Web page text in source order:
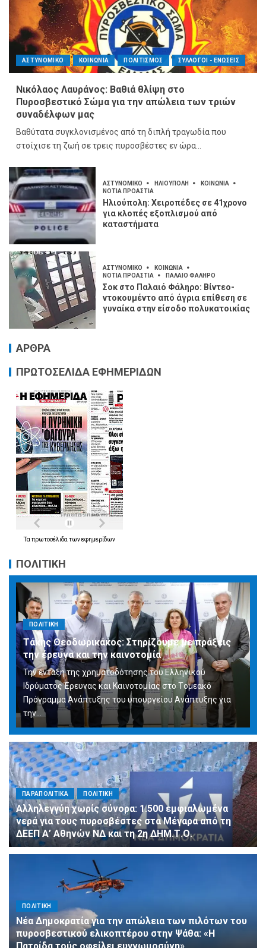
ΑΣΤΥΝΟΜΙΚΟ ΚΟΙΝΩΝΙΑ ΠΟΛΙΤΙΣΜΟΣ ΣΥΛΛΟΓΟΙ - ΕΝΩΣΕΙΣ
Νικόλαος Λαυράνος: Βαθιά θλίψη στο
Πυροσβεστικό Σώμα για την απώλεια των τριών
συναδέλφων μας
Βαθύτατα συγκλονισμένος από τη διπλή τραγωδία που
στοίχισε τη ζωή σε τρεις πυροσβέστες εν ώρα...
ΑΣΤΥΝΟΜΙΚΟ ΗΛΙΟΥΠΟΛΗ
ΚΟΙΝΩΝΙΑ
ΝΟΤΙΑ ΠΡΟΑΣΤΙΑ
Ηλιούπολη: Χειροπέδες σε 41χρονο
για κλοπές εξοπλισμού από
καταστήματα
ΑΣΤΥΝΟΜΙΚΟ
ΚΟΙΝΩΝΙΑ
ΝΟΤΙΑ ΠΡΟΑΣΤΙΑ
ΠΑΛΑΙΟ ΦΑΛΗΡΟ
Σοκ στο Παλαιό Φάληρο: Βίντεο-
ντοκουμέντο από άγρια επίθεση σε
γυναίκα στην είσοδο πολυκατοικίας
ΑΡΘΡΑ
ΠΡΩΤΟΣΕΛΙΔΑ ΕΦΗΜΕΡΙΔΩΝ
Ταπρωτοσέλιδατωνεφημερίδων
ΠΟΛΙΤΙΚΗ
ΠΟΛΙΤΙΚΗ
Τάκης Θεοδωρικάκος: Στηρίζουμε με πράξεις
την έρευνα και την καινοτομία
Την ένταξη της χρηματοδότησης του Ελληνικού
Ιδρύματος Έρευνας και Καινοτομίας στο Tομεακό
Πρόγραμμα Ανάπτυξης του υπουργείου Ανάπτυξης για
την…
ΠΑΡΑΠΟΛΙΤΙΚΑ ΠΟΛΙΤΙΚΗ
Αλληλεγγύη χωρίς σύνορα: 1.500 εμφιαλωμένα
νερά για τους πυροσβέστες στα Μέγαρα από τη
ΔΕΕΠ Α’ Αθηνών ΝΔ και τη 2η ΔΗΜ.Τ.Ο.
ΠΟΛΙΤΙΚΗ
Νέα Δημοκρατία για την απώλεια των πιλότων του
πυροσβεστικού ελικοπτέρου στην Ψάθα: «Η